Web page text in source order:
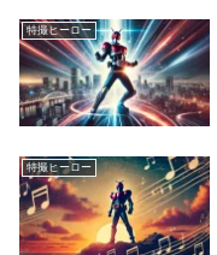
特撮ヒーロー
特撮ヒーロー